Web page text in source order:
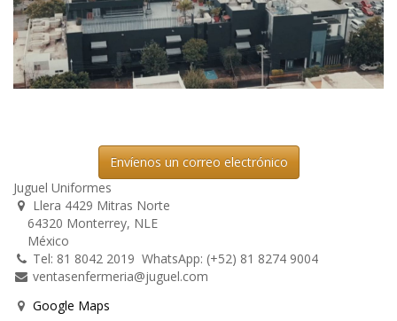
Envíenos un correo electrónico
Juguel Uniformes
Llera 4429 Mitras Norte
64320 Monterrey, NLE
México
Tel: 81 8042 2019 WhatsApp: (+52) 81 8274 9004
ventasenfermeria@juguel.com
Google Maps